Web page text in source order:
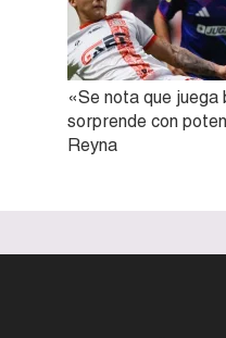
«Se nota que juega
sorprende con
Reyna